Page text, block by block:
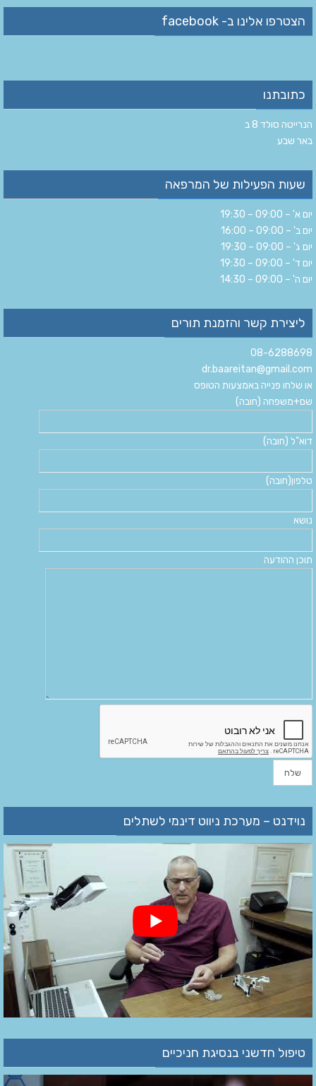
הצטרפו אלינו ב- facebook
כתובתנו
הנרייטה סולד 8 ב‏
‏באר שבע‏
שעות הפעילות של המרפאה
יום א' – 09:00 – 19:30
יום ב' – 09:00 – 16:00
יום ג' – 09:00 – 19:30
יום ד' – 09:00 – 19:30
יום ה' – 09:00 – 14:30
ליצירת קשר והזמנת תורים
08-6288698
dr.baareitan@gmail.com
או שלחו פנייה באמצעות הטופס
שם+משפחה (חובה)
דוא"ל (חובה)
טלפון(חובה)
נושא
תוכן ההודעה
נוידנט – מערכת ניווט דינמי לשתלים
טיפול חדשני בנסיגת חניכיים